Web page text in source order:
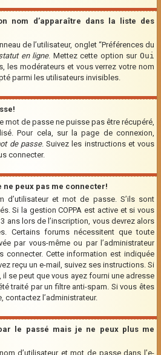
nom d’apparaître dans la liste des
de l’utilisateur, onglet “Préférences du
en ligne. Mettez cette option surOui
les modérateurs et vous verrez votre nom
parmi les utilisateurs invisibles.
mot de passe ne puisse pas être récupéré,
Pour cela, sur la page de connexion,
de passe. Suivez les instructions et vous
connecter.
peux pas me connecter!
d’utilisateur et mot de passe. S’ils sont
Si la gestion COPPA est active et si vous
ans lors de l’inscription, vous devrez alors
Certains forums nécessitent que toute
par vous-même ou par l’administrateur
connecter. Cette information est indiquée
reçu un e-mail, suivez ses instructions. Si
il se peut que vous ayez fourni une adresse
traité par un filtre anti-spam. Si vous êtes
contactez l’administrateur.
le passé mais je ne peux plus me
d’utilisateur et mot de passe dans l’e-